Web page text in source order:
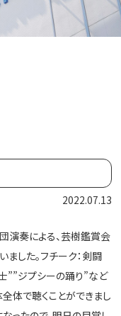
2022.07.13
演奏による、芸樹鑑賞会
ました。フチーク：剣闘
””ジプシーの踊り”など
体で聴くことができまし